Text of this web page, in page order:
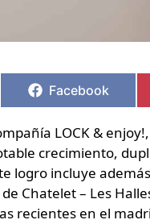
en
Facebook
LOCK &
crecimiento,
logro incluye
Chatelet – Les
recientes en el
en